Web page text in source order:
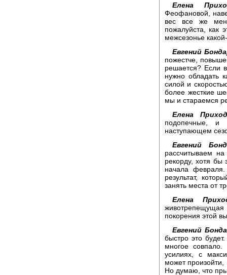
Елена
Феофановой,
вес все же
пожалуйста, как
межсезонье
Евгений
пожестче,
решается? Если
нужно обладать
силой и
более жесткие
мы и стараемся
Елена
подопечные, и
наступающем
Евгений
рассчитываем
рекорду, хотя бы
начала
результат,
занять места от
Елена
животрепещущая
покорения этой
Евгений
быстро это
многое
усилиях, с
может произойти,
Но думаю, что